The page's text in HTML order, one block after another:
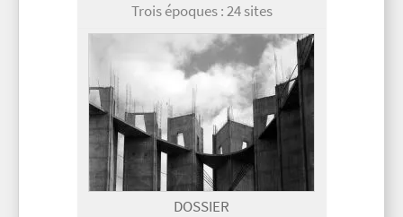
Trois époques : 24 sites
DOSSIER